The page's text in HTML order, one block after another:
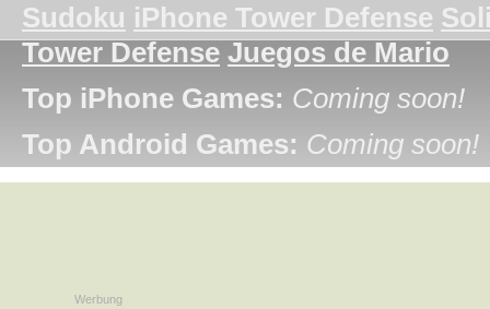
Sudoku iPhone Tower Defense
Tower Defense Juegos de Mario
Top iPhone Games: Coming soon!
Top Android Games: Coming soon!
Werbung